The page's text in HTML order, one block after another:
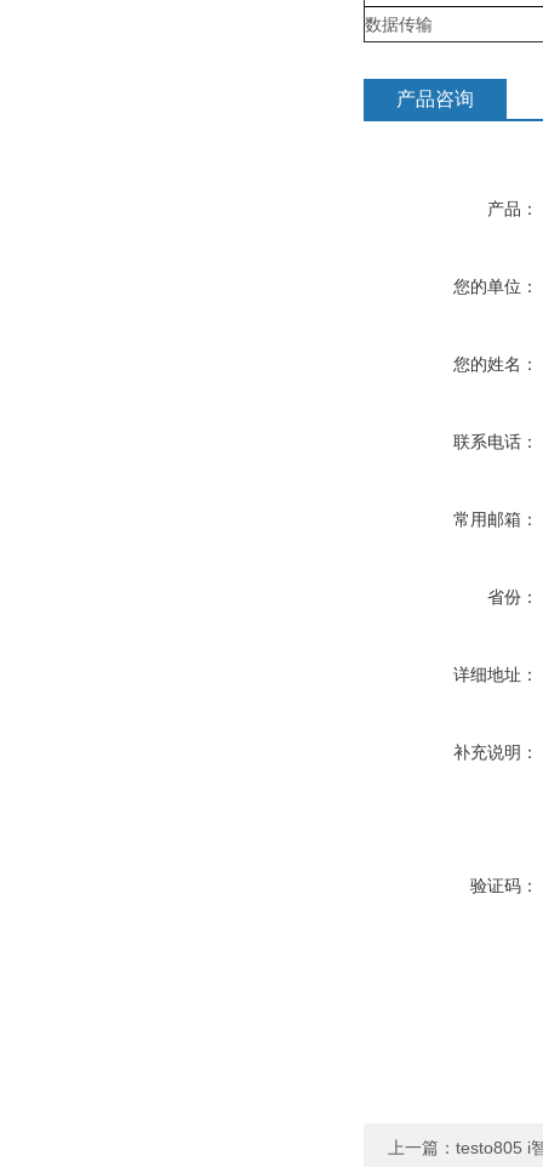
数据传输
产品咨询
产品：
您的单位：
您的姓名：
联系电话：
常用邮箱：
省份：
详细地址：
补充说明：
验证码：
上一篇： testo805 i